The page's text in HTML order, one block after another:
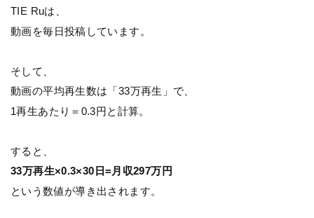
TIE Ruは、
動画を毎日投稿しています。
そして、
動画の平均再生数は「33万再生」で、
1再生あたり＝0.3円と計算。
すると、
33万再生×0.3×30日=月収297万円
という数値が導き出されます。